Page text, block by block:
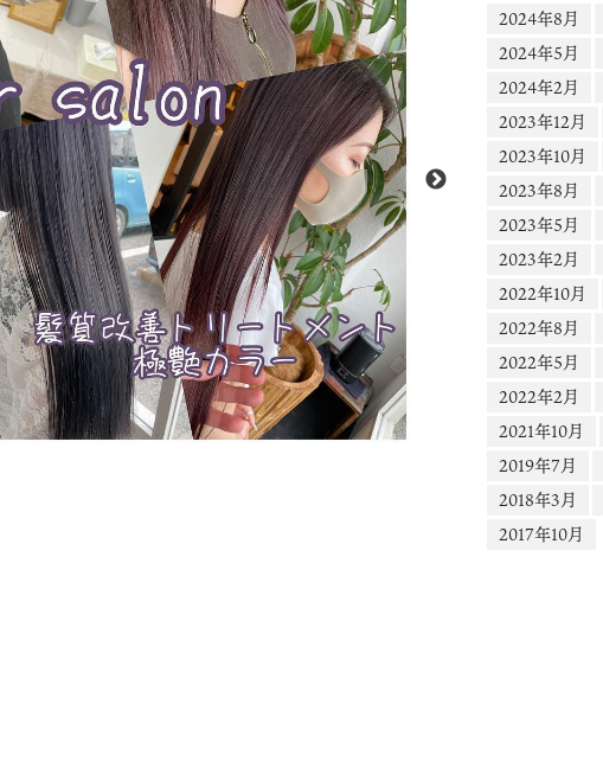
レ
2024年8月
2024年5月
2024年2月
2023年12月
2023年10月
2023年8月
2023年5月
2023年2月
2022年10月
2022年8月
2022年5月
2022年2月
2021年10月
2019年7月
2018年3月
2017年10月